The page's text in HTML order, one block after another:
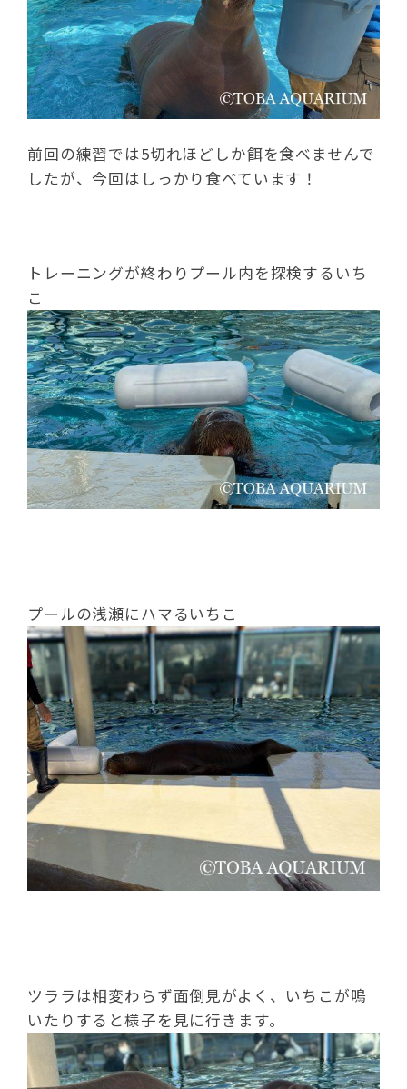
前回の練習では5切れほどしか餌を食べませんで
したが、今回はしっかり食べています！
トレーニングが終わりプール内を探検するいち
こ
プールの浅瀬にハマるいちこ
ツララは相変わらず面倒見がよく、いちこが鳴
いたりすると様子を見に行きます。